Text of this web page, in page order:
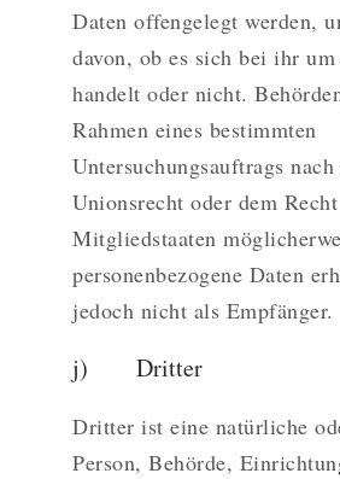
Daten offengelegt werden,
davon, ob es sich bei ihr
handelt oder nicht.
Rahmen eines bestimmten
Untersuchungsauftrags nach
Unionsrecht oder dem
Mitgliedstaaten
personenbezogene Daten
jedoch nicht als Empfänger.
j) Dritter
Dritter ist eine natürliche
Person, Behörde,